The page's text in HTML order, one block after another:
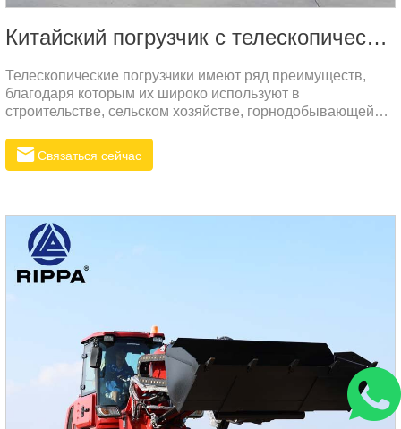
Китайский погрузчик с телескопической стрелой
Телескопические погрузчики имеют ряд преимуществ,
благодаря которым их широко используют в
строительстве, сельском хозяйстве, горнодобывающей
основных преимуществ:Многофункциональность: Многие
телескопические погрузчики могут быть оснащены
удовлетворяя разнообразные строительные потребности.
Связаться сейчас